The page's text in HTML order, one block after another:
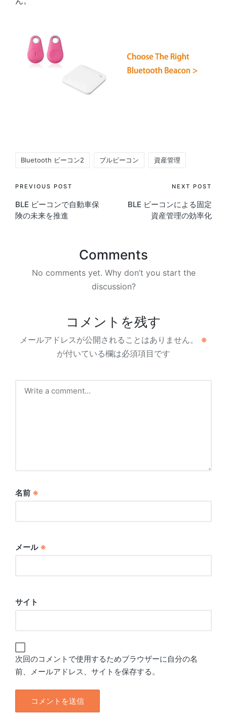
Bluetooth ビーコン2 ブルビーコン 資産管理
Post
navigation
PREVIOUS POST
BLE ビーコンで自動車保
険の未来を推進
NEXT POST
BLE ビーコンによる固定
資産管理の効率化
Comments
No comments yet. Why don’t you start the
discussion?
コメントを残す
メールアドレスが公開されることはありません。
※
が付いている欄は必須項目です
名前 ※
メール ※
サイト
次回のコメントで使用するためブラウザーに自分の名
前、メールアドレス、サイトを保存する。